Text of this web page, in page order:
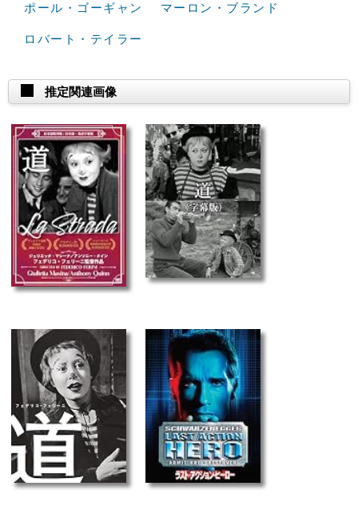
ポール・ゴーギャン マーロン・ブランド
ロバート・テイラー
推定関連画像